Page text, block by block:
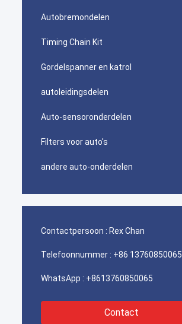
Autobremondelen
Timing Chain Kit
Gordelspanner en katrol
autoleidingsdelen
Auto-sensoronderdelen
Filters voor auto's
andere auto-onderdelen
Contactpersoon : Rex Chan
Telefoonnummer : +86 13760850065
WhatsApp : +8613760850065
Contact